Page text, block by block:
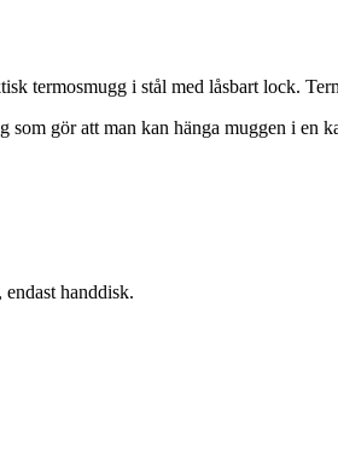
termosmugg i stål med låsbart lock.
som gör att man kan hänga muggen i en
handdisk.